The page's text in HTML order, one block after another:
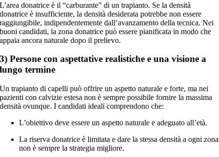
L’area donatrice è il “carburante” di un trapianto. Se la densità
donatrice è insufficiente, la densità desiderata potrebbe non essere
raggiungibile, indipendentemente dall’avanzamento della tecnica. Nei
buoni candidati, la zona donatrice può essere pianificata in modo che
appaia ancora naturale dopo il prelievo.
3) Persone con aspettative realistiche e una visione a
lungo termine
Un trapianto di capelli può offrire un aspetto naturale e forte, ma nei
pazienti con calvizie estesa non è sempre possibile fornire la massima
densità ovunque. I candidati ideali comprendono che:
L’obiettivo deve essere un aspetto naturale e adeguato all’età.
La riserva donatrice è limitata e dare la stessa densità a ogni zona
non è sempre la strategia migliore.